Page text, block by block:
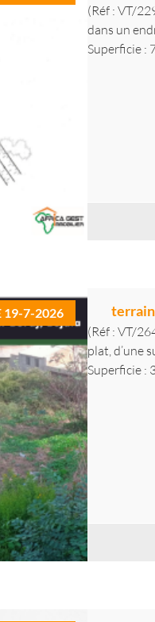
(Réf : VT/
dans un
Superficie :
19-7-2026
(Réf : VT/
plat, d’une
Superficie :